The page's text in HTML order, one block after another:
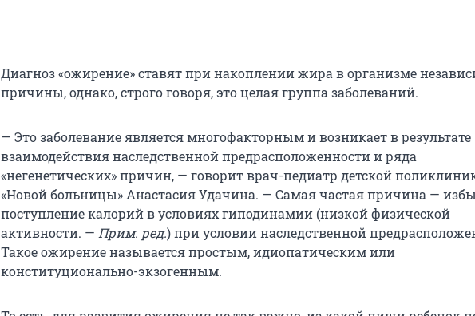
Диагноз «ожирение» ставят при накоплении жира в организме
причины, однако, строго говоря, это целая группа заболеваний.
— Это заболевание является многофакторным и возникает в результате
взаимодействия наследственной предрасположенности и ряда
«негенетических» причин, — говорит врач-педиатр детской
«Новой больницы» Анастасия Удачина. — Самая частая причина —
поступление калорий в условиях гиподинамии (низкой физической
активности. — Прим. ред.) при условии наследственной
Такое ожирение называется простым, идиопатическим или
конституционально-экзогенным.